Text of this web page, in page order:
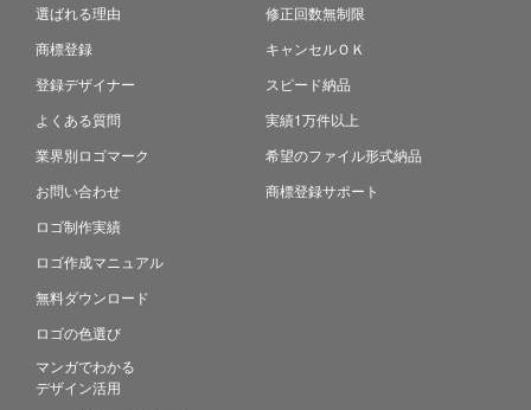
選ばれる理由
商標登録
登録デザイナー
よくある質問
業界別ロゴマーク
お問い合わせ
ロゴ制作実績
ロゴ作成マニュアル
無料ダウンロード
ロゴの色選び
マンガでわかる
デザイン活用
修正回数無制限
キャンセルＯＫ
スピード納品
実績1万件以上
希望のファイル形式納品
商標登録サポート